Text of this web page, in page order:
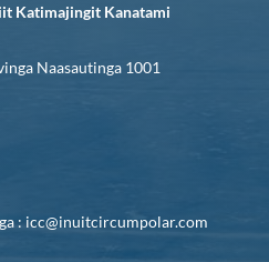
Katimajingit Kanatami
Naasautinga 1001
: icc@inuitcircumpolar.com